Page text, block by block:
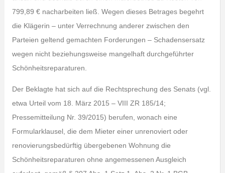
799,89 € nacharbeiten ließ. Wegen dieses Betrages begehrt
die Klägerin – unter Verrechnung anderer zwischen den
Parteien geltend gemachten Forderungen – Schadensersatz
wegen nicht beziehungsweise mangelhaft durchgeführter
Schönheitsreparaturen.
Der Beklagte hat sich auf die Rechtsprechung des Senats (vgl.
etwa Urteil vom 18. März 2015 – VIII ZR 185/14;
Pressemitteilung Nr. 39/2015) berufen, wonach eine
Formularklausel, die dem Mieter einer unrenoviert oder
renovierungsbedürftig übergebenen Wohnung die
Schönheitsreparaturen ohne angemessenen Ausgleich